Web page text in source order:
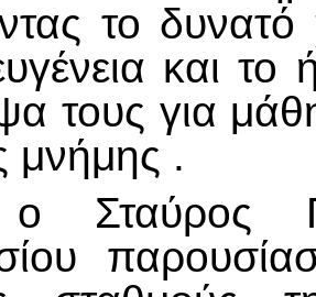
το δυνατό
και το
τους για
μνήμης .
ο Σταύρος